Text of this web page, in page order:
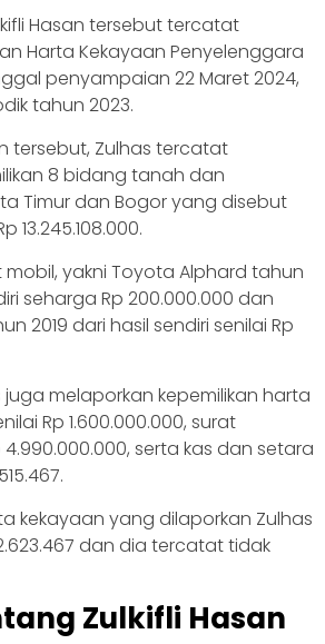
Hasan tersebut tercatat
Harta Kekayaan Penyelenggara
penyampaian 22 Maret 2024,
tahun 2023.
tersebut, Zulhas tercatat
8 bidang tanah dan
Timur dan Bogor yang disebut
13.245.108.000.
yakni Toyota Alphard tahun
seharga Rp 200.000.000 dan
2019 dari hasil sendiri senilai Rp
juga melaporkan kepemilikan harta
Rp 1.600.000.000, surat
serta kas dan setara
kekayaan yang dilaporkan Zulhas
dan dia tercatat tidak
Zulkifli Hasan